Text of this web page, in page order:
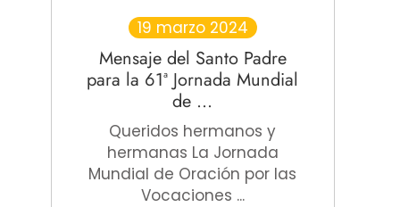
19 marzo 2024
Mensaje del Santo Padre
para la 61ª Jornada Mundial
de ...
Queridos hermanos y
hermanas La Jornada
Mundial de Oración por las
Vocaciones ...